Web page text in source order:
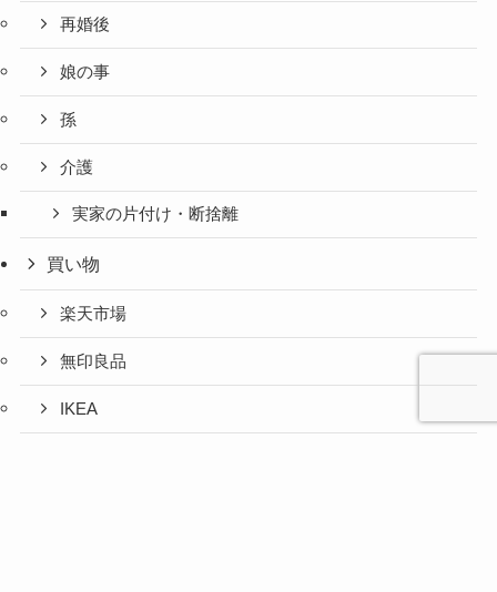
再婚後
娘の事
孫
介護
実家の片付け・断捨離
買い物
楽天市場
無印良品
IKEA